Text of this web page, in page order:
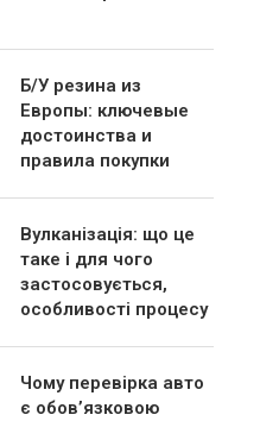
Б/У резина из
Европы: ключевые
достоинства и
правила покупки
Вулканізація: що це
таке і для чого
застосовується,
особливості процесу
Чому перевірка авто
є обов’язковою